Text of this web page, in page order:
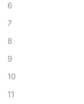
6
7
8
9
10
11